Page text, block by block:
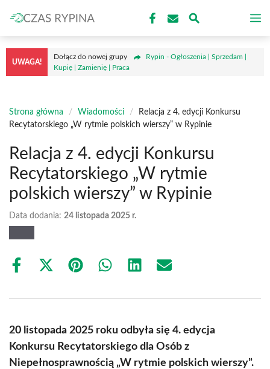
do
treści
UWAGA!
Dołącz do nowej grupy
Rypin - Ogłoszenia | Sprzedam |
Kupię | Zamienię | Praca
Strona główna / Wiadomości /
Relacja z 4. edycji Konkursu
Recytatorskiego „W rytmie polskich wierszy” w Rypinie
Relacja z 4. edycji Konkursu
Recytatorskiego „W rytmie
polskich wierszy” w Rypinie
Data dodania: 24 listopada 2025 r.
Share
Share
(Twitter)
Share Share Share Share
20 listopada 2025 roku odbyła się 4. edycja
Konkursu Recytatorskiego dla Osób z
Niepełnosprawnością „W rytmie polskich wierszy”.